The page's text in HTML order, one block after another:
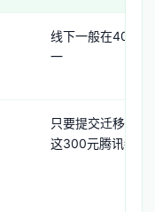
线下一般在400-
一
只要提交迁移，无
这300元腾讯都会